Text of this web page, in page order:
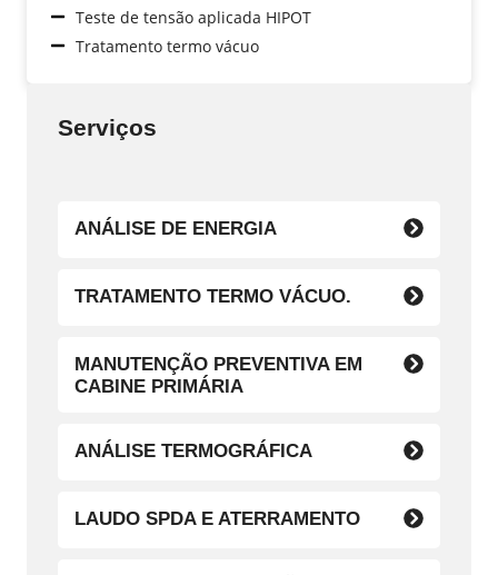
Teste de tensão aplicada HIPOT
Tratamento termo vácuo
Serviços
ANÁLISE DE ENERGIA
TRATAMENTO TERMO VÁCUO.
MANUTENÇÃO PREVENTIVA EM
CABINE PRIMÁRIA
ANÁLISE TERMOGRÁFICA
LAUDO SPDA E ATERRAMENTO